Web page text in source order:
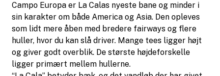
Campo Europa er La Calas nyeste bane og minder i
sin karakter om både America og Asia. Den opleves
som lidt mere åben med bredere fairways og flere
huller, hvor du kan slå driver. Mange tees ligger højt
og giver godt overblik. De største højdeforskelle
ligger primært mellem hullerne.